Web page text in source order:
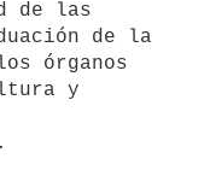
de las
de la
órganos
y